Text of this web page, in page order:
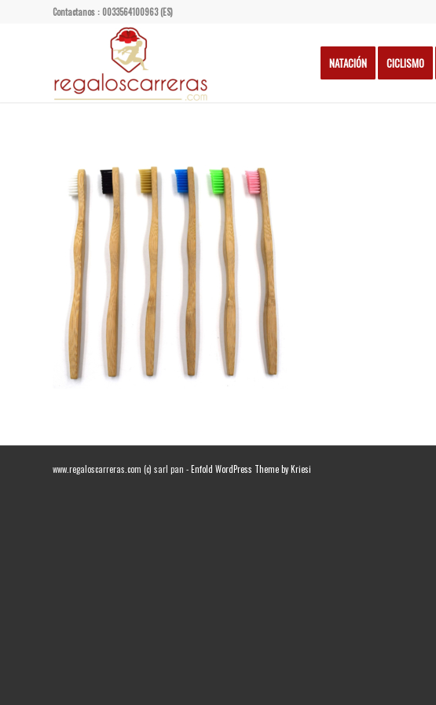
Contactanos : 0033564100963 (ES)
NATACIÓN CICLISMO
www.regaloscarreras.com (c) sarl pan -Enfold WordPress Theme by Kriesi